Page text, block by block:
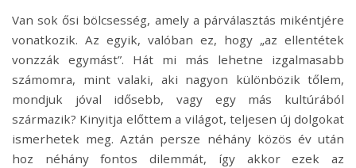
Van sok ősi bölcsesség, amely a párválasztás mikéntjére
vonatkozik. Az egyik, valóban ez, hogy „az ellentétek
vonzzák egymást”. Hát mi más lehetne izgalmasabb
számomra, mint valaki, aki nagyon különbözik tőlem,
mondjuk jóval idősebb, vagy egy más kultúrából
származik? Kinyitja előttem a világot, teljesen új dolgokat
ismerhetek meg. Aztán persze néhány közös év után
hoz néhány fontos dilemmát, így akkor ezek az